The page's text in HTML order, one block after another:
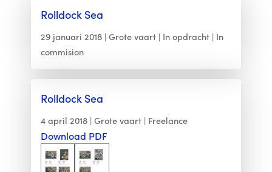
Rolldock Sea
29 januari 2018 Grote vaart In opdracht
In
commision
Rolldock Sea
4 april 2018 Grote vaart Freelance
Download PDF